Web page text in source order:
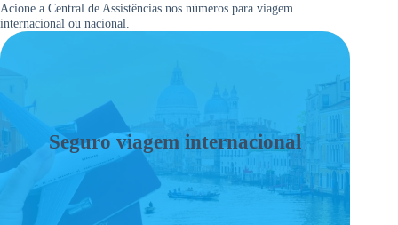
Acione a Central de Assistências nos números para viagem
internacional ou nacional.
Seguro viagem internacional